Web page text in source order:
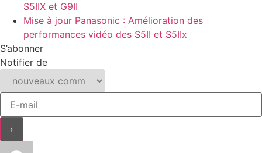
S5IIX et G9II
Mise à jour Panasonic : Amélioration des
performances vidéo des S5II et S5IIx
S’abonner
Notifier de